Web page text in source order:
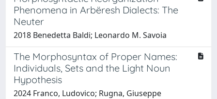
Phenomena in Arbëresh Dialects: The
Neuter
2018 Benedetta Baldi; Leonardo M. Savoia
The Morphosyntax of Proper Names:
Individuals, Sets and the Light Noun
Hypothesis
2024 Franco, Ludovico; Rugna, Giuseppe